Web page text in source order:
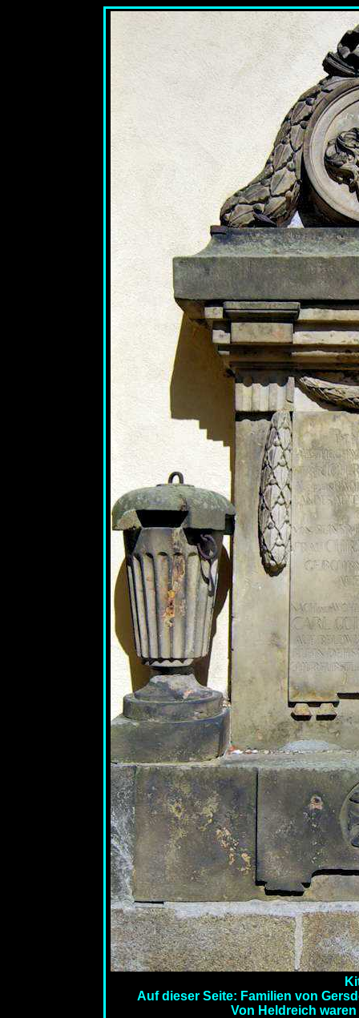
Auf dieser Seite: Familien von
Von Heldreich